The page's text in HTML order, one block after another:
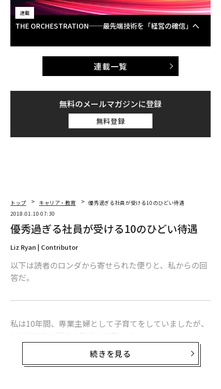
連載
THE ORCHESTRATION──最先端技術を「経営の確信」へ
連載一覧
無料のメールマガジンに登録
無料登録
トップ キャリア・教育
優秀過ぎる社員が受ける10のひどい待遇
2018.01.10 07:30
優秀過ぎる社員が受ける10のひどい待遇
Liz Ryan | Contributor
以下は読者のロンダから寄せられた便りと、私からの回
答だ。
私は10年間、専業主婦として子育てをしていましたが、
従業員としてまた働けることがうれしく、最初の1年ほ
続きを見る